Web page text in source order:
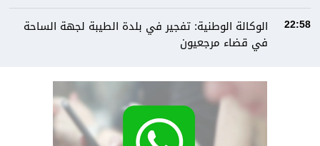
22:58
الوكالة الوطنية: تفجير في بلدة الطيبة لجهة الساحة
في قضاء مرجعيون